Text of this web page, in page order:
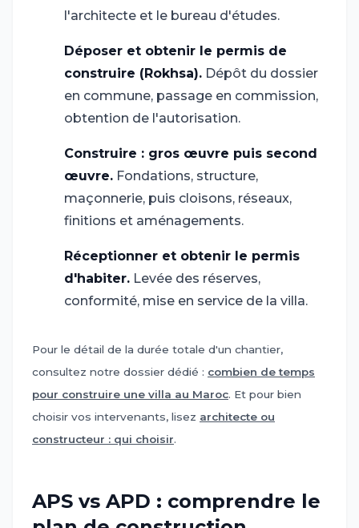
l'architecte et le bureau d'études.
Déposer et obtenir le permis de
construire (Rokhsa). Dépôt du dossier
en commune, passage en commission,
obtention de l'autorisation.
Construire : gros œuvre puis second
œuvre. Fondations, structure,
maçonnerie, puis cloisons, réseaux,
finitions et aménagements.
Réceptionner et obtenir le permis
d'habiter. Levée des réserves,
conformité, mise en service de la villa.
Pour le détail de la durée totale d'un chantier,
consultez notre dossier dédié : combien de temps
pour construire une villa au Maroc. Et pour bien
choisir vos intervenants, lisez architecte ou
constructeur : qui choisir.
APS vs APD : comprendre le